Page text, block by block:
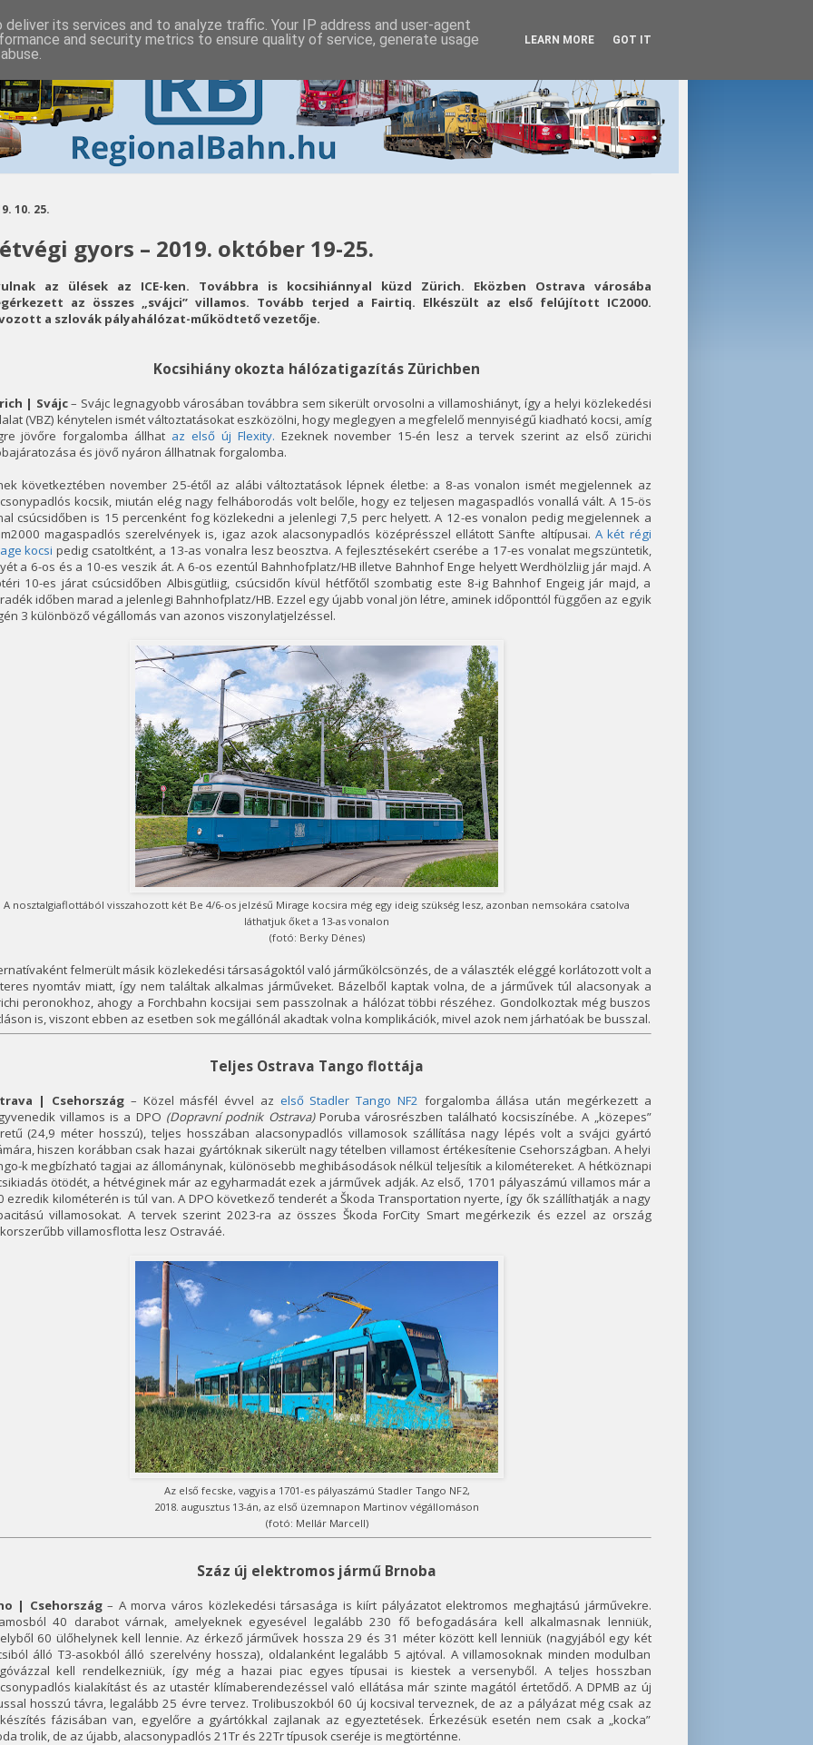
10. 25.
gyors – 2019. október 19-25.
az ülések az ICE-ken. Továbbra is kocsihiánnyal küzd Zürich. Eközben Ostrava városába
az összes „svájci” villamos. Tovább terjed a Fairtiq. Elkészült az első felújított IC2000.
a szlovák pályahálózat-működtető vezetője.
Kocsihiány okozta hálózatigazítás Zürichben
| Svájc– Svájc legnagyobb városában továbbra sem sikerült orvosolni a villamoshiányt, így a helyi közlekedési
(VBZ) kénytelen ismét változtatásokat eszközölni, hogy meglegyen a megfelelő mennyiségű kiadható kocsi, amíg
jövőre forgalomba állhat az első új Flexity. Ezeknek november 15-én lesz a tervek szerint az első zürichi
és jövő nyáron állhatnak forgalomba.
következtében november 25-étől az alábi változtatások lépnek életbe: a 8-as vonalon ismét megjelennek az
kocsik, miután elég nagy felháborodás volt belőle, hogy ez teljesen magaspadlós vonallá vált. A 15-ös
csúcsidőben is 15 percenként fog közlekedni a jelenlegi 7,5 perc helyett. A 12-es vonalon pedig megjelennek a
magaspadlós szerelvények is, igaz azok alacsonypadlós középrésszel ellátott Sänfte altípusai. A két régi
kocsi pedig csatoltként, a 13-as vonalra lesz beosztva. A fejlesztésekért cserébe a 17-es vonalat megszüntetik,
a 6-os és a 10-es veszik át. A 6-os ezentúl Bahnhofplatz/HB illetve Bahnhof Enge helyett Werdhölzliig jár majd. A
10-es járat csúcsidőben Albisgütliig, csúcsidőn kívül hétfőtől szombatig este 8-ig Bahnhof Engeig jár majd, a
időben marad a jelenlegi Bahnhofplatz/HB. Ezzel egy újabb vonal jön létre, aminek időponttól függően az egyik
3 különböző végállomás van azonos viszonylatjelzéssel.
A nosztalgiaflottából visszahozott két Be 4/6-os jelzésű Mirage kocsira még egy ideig szükség lesz, azonban nemsokára csatolva
láthatjuk őket a 13-as vonalon
(fotó: Berky Dénes)
felmerült másik közlekedési társaságoktól való járműkölcsönzés, de a választék eléggé korlátozott volt a
nyomtáv miatt, így nem találtak alkalmas járműveket. Bázelből kaptak volna, de a járművek túl alacsonyak a
peronokhoz, ahogy a Forchbahn kocsijai sem passzolnak a hálózat többi részéhez. Gondolkoztak még buszos
is, viszont ebben az esetben sok megállónál akadtak volna komplikációk, mivel azok nem járhatóak be busszal.
Teljes Ostrava Tango flottája
| Csehország – Közel másfél évvel az első Stadler Tango NF2 forgalomba állása után megérkezett a
villamos is a DPO (Dopravní podnik Ostrava) Poruba városrészben található kocsiszínébe. A „közepes”
(24,9 méter hosszú), teljes hosszában alacsonypadlós villamosok szállítása nagy lépés volt a svájci gyártó
hiszen korábban csak hazai gyártóknak sikerült nagy tételben villamost értékesítenie Csehországban. A helyi
k megbízható tagjai az állománynak, különösebb meghibásodások nélkül teljesítik a kilométereket. A hétköznapi
ötödét, a hétvéginek már az egyharmadát ezek a járművek adják. Az első, 1701 pályaszámú villamos már a
ezredik kilométerén is túl van. A DPO következő tenderét a Škoda Transportation nyerte, így ők szállíthatják a nagy
villamosokat. A tervek szerint 2023-ra az összes Škoda ForCity Smart megérkezik és ezzel az ország
villamosflotta lesz Ostraváé.
Az első fecske, vagyis a 1701-es pályaszámú Stadler Tango NF2,
2018. augusztus 13-án, az első üzemnapon Martinov végállomáson
(fotó: Mellár Marcell)
Száz új elektromos jármű Brnoba
| Csehország– A morva város közlekedési társasága is kiírt pályázatot elektromos meghajtású járművekre.
40 darabot várnak, amelyeknek egyesével legalább 230 fő befogadására kell alkalmasnak lenniük,
60 ülőhelynek kell lennie. Az érkező járművek hossza 29 és 31 méter között kell lenniük (nagyjából egy két
álló T3-asokból álló szerelvény hossza), oldalanként legalább 5 ajtóval. A villamosoknak minden modulban
kell rendelkezniük, így még a hazai piac egyes típusai is kiestek a versenyből. A teljes hosszban
kialakítást és az utastér klímaberendezéssel való ellátása már szinte magától értetődő. A DPMB az új
hosszú távra, legalább 25 évre tervez. Trolibuszokból 60 új kocsival terveznek, de az a pályázat még csak az
fázisában van, egyelőre a gyártókkal zajlanak az egyeztetések. Érkezésük esetén nem csak a „kocka”
trolik, de az újabb, alacsonypadlós 21Tr és 22Tr típusok cseréje is megtörténne.
its services and to analyze traffic. Your IP address and user-agent
and security metrics to ensure quality of service, generate usage
LEARN MORE GOT IT